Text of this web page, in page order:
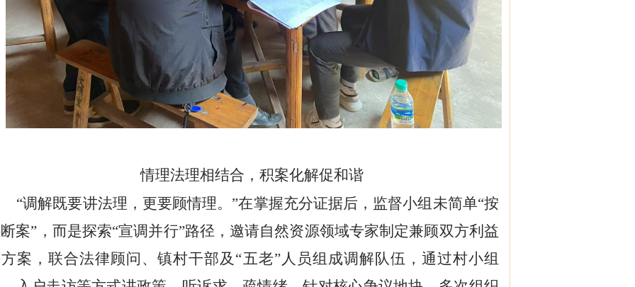
情理法理相结合，积案化解促和谐
“调解既要讲法理，更要顾情理。”在掌握充分证据后，监督小组未简单“按
案”，而是探索“宣调并行”路径，邀请自然资源领域专家制定兼顾双方利益
案，联合法律顾问、镇村干部及“五老”人员组成调解队伍，通过村小组